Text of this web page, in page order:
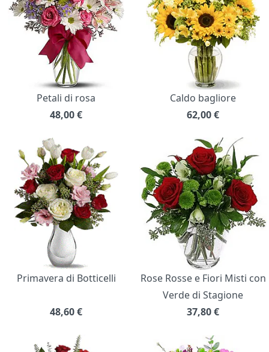
Petali di rosa
48,00€
Caldo bagliore
62,00€
Primavera di Botticelli
48,60€
Rose Rosse e Fiori Misti con
Verde di Stagione
37,80€